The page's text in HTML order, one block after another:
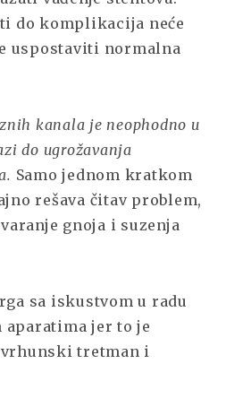
do komplikacija neće
uspostaviti normalna
kanala je neophodno u
do ugrožavanja
Samo jednom kratkom
rešava čitav problem,
gnoja i suzenja
sa iskustvom u radu
jer to je
tretman i